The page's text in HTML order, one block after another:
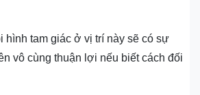
hình tam giác ở vị trí này sẽ có sự
vô cùng thuận lợi nếu biết cách đối